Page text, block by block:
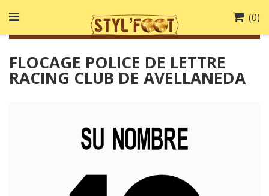
(0)
FLOCAGE POLICE DE LETTRE
RACING CLUB DE AVELLANEDA